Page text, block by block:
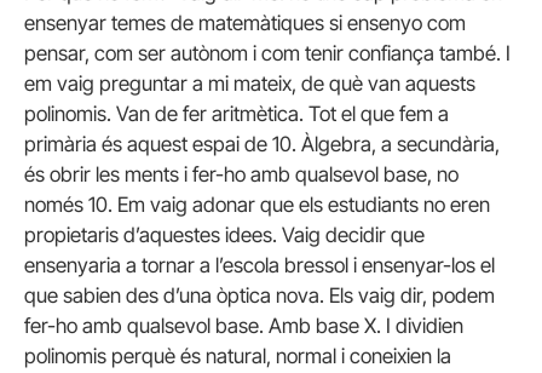
ensenyar temes de matemàtiques si ensenyo com
pensar, com ser autònom i com tenir confiança també. I
em vaig preguntar a mi mateix, de què van aquests
polinomis. Van de fer aritmètica. Tot el que fem a
primària és aquest espai de 10. Àlgebra, a secundària,
és obrir les ments i fer-ho amb qualsevol base, no
només 10. Em vaig adonar que els estudiants no eren
propietaris d’aquestes idees. Vaig decidir que
ensenyaria a tornar a l’escola bressol i ensenyar-los el
que sabien des d’una òptica nova. Els vaig dir, podem
fer-ho amb qualsevol base. Amb base X. I dividien
polinomis perquè és natural, normal i coneixien la